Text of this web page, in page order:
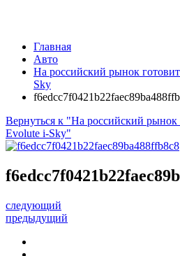
Главная
Авто
На российский рынок
Sky
Вернуться к "На российский
Evolute i-Sky"
следующий
предыдущий